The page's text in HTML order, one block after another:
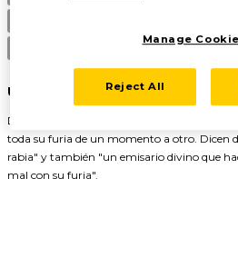
Puño Invisible
Una rabia arrolladora
Da la sensación de que esta forma de
toda su furia de un momento a otro. Dicen
rabia" y también "un emisario divino que
mal con su furia".
Manage
Reject All